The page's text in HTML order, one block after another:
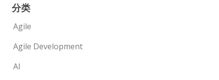
分类
Agile
Agile Development
AI